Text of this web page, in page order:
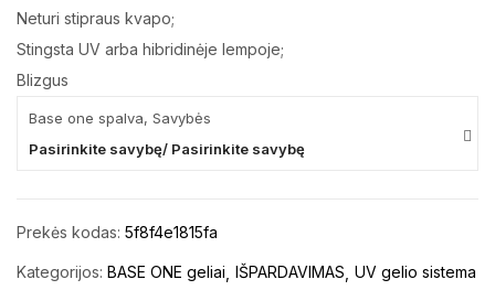
Neturi stipraus kvapo;
Stingsta UV arba hibridinėje lempoje;
Blizgus
Base one spalva, Savybės
Pasirinkite savybę/ Pasirinkite savybę
Prekės kodas: 5f8f4e1815fa
Kategorijos: BASE ONE geliai IŠPARDAVIMAS UV gelio sistema